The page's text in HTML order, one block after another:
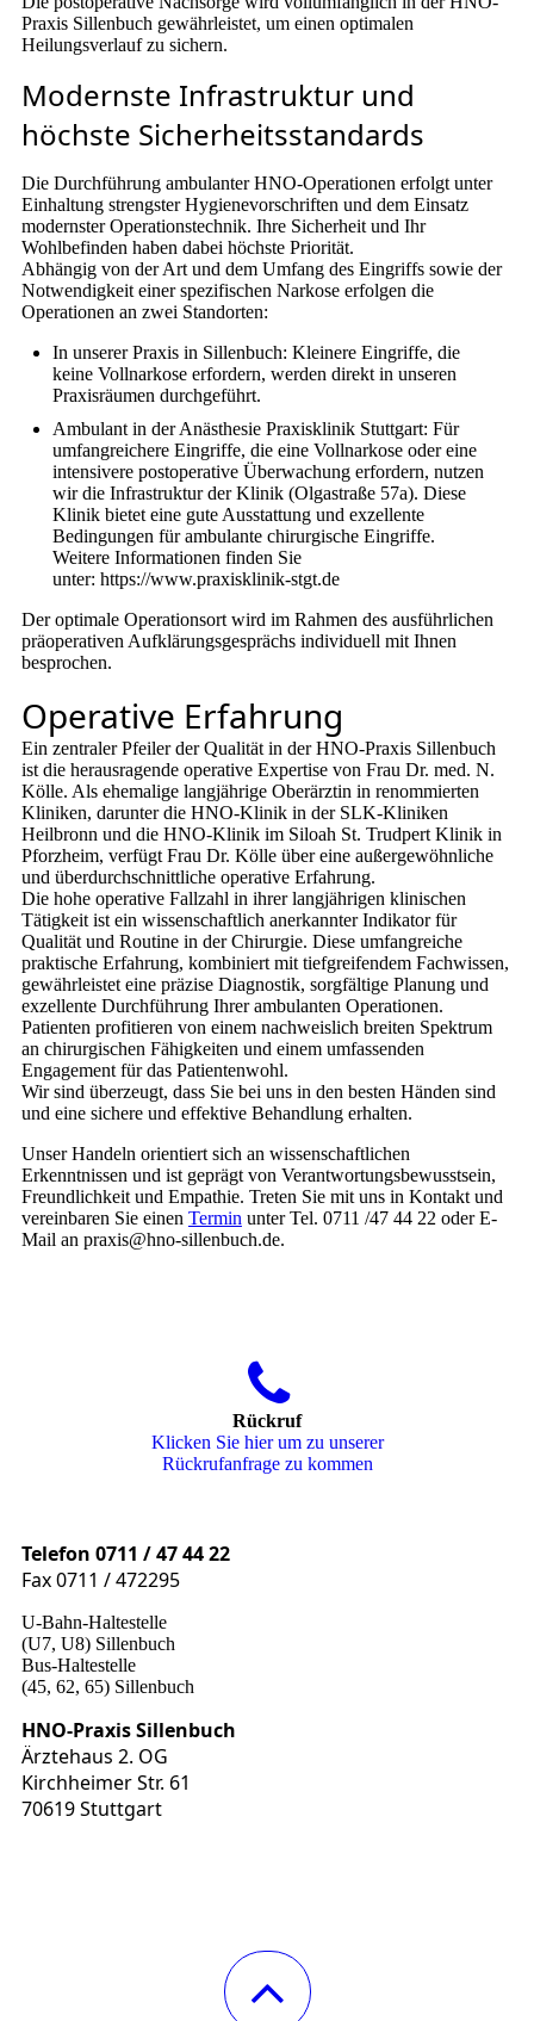
Praxis Sillenbuch gewährleistet, um einen optimalen
Heilungsverlauf zu sichern.
Modernste Infrastruktur und
höchste Sicherheitsstandards
Die Durchführung ambulanter HNO-Operationen erfolgt unter
Einhaltung strengster Hygienevorschriften und dem Einsatz
modernster Operationstechnik. Ihre Sicherheit und Ihr
Wohlbefinden haben dabei höchste Priorität.
Abhängig von der Art und dem Umfang des Eingriffs sowie der
Notwendigkeit einer spezifischen Narkose erfolgen die
Operationen an zwei Standorten:
In unserer Praxis in Sillenbuch: Kleinere Eingriffe, die
keine Vollnarkose erfordern, werden direkt in unseren
Praxisräumen durchgeführt.
Ambulant in der Anästhesie Praxisklinik Stuttgart: Für
umfangreichere Eingriffe, die eine Vollnarkose oder eine
intensivere postoperative Überwachung erfordern, nutzen
wir die Infrastruktur der Klinik (Olgastraße 57a). Diese
Klinik bietet eine gute Ausstattung und exzellente
Bedingungen für ambulante chirurgische Eingriffe.
Weitere Informationen finden Sie
unter: https://www.praxisklinik-stgt.de
Der optimale Operationsort wird im Rahmen des ausführlichen
präoperativen Aufklärungsgesprächs individuell mit Ihnen
besprochen.
Operative Erfahrung
Ein zentraler Pfeiler der Qualität in der HNO-Praxis Sillenbuch
ist die herausragende operative Expertise von Frau Dr. med. N.
Kölle. Als ehemalige langjährige Oberärztin in renommierten
Kliniken, darunter die HNO-Klinik in der SLK-Kliniken
Heilbronn und die HNO-Klinik im Siloah St. Trudpert Klinik in
Pforzheim, verfügt Frau Dr. Kölle über eine außergewöhnliche
und überdurchschnittliche operative Erfahrung.
Die hohe operative Fallzahl in ihrer langjährigen klinischen
Tätigkeit ist ein wissenschaftlich anerkannter Indikator für
Qualität und Routine in der Chirurgie. Diese umfangreiche
praktische Erfahrung, kombiniert mit tiefgreifendem Fachwissen,
gewährleistet eine präzise Diagnostik, sorgfältige Planung und
exzellente Durchführung Ihrer ambulanten Operationen.
Patienten profitieren von einem nachweislich breiten Spektrum
an chirurgischen Fähigkeiten und einem umfassenden
Engagement für das Patientenwohl.
Wir sind überzeugt, dass Sie bei uns in den besten Händen sind
und eine sichere und effektive Behandlung erhalten.
Unser Handeln orientiert sich an wissenschaftlichen
Erkenntnissen und ist geprägt von Verantwortungsbewusstsein,
Freundlichkeit und Empathie. Treten Sie mit uns in Kontakt und
vereinbaren Sie einen Termin unter Tel. 0711 /47 44 22 oder E-
Mail an praxis@hno-sillenbuch.de.
Rückruf
Klicken Sie hier um zu unserer
Rückrufanfrage zu kommen
Telefon 0711 / 47 44 22
Fax 0711 / 472295
U-Bahn-Haltestelle
(U7, U8) Sillenbuch
Bus-Haltestelle
(45, 62, 65) Sillenbuch
HNO-Praxis Sillenbuch
Ärztehaus 2. OG
Kirchheimer Str. 61
70619 Stuttgart